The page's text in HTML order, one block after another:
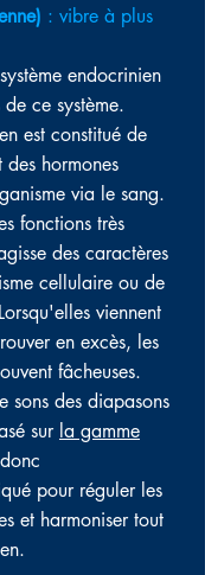
: vibre à plus
endocrinien
ce système.
est constitué de
hormones
via le sang.
fonctions très
des caractères
cellulaire ou de
viennent
en excès, les
fâcheuses.
sons des diapasons
sur la gamme
pour réguler les
et harmoniser tout